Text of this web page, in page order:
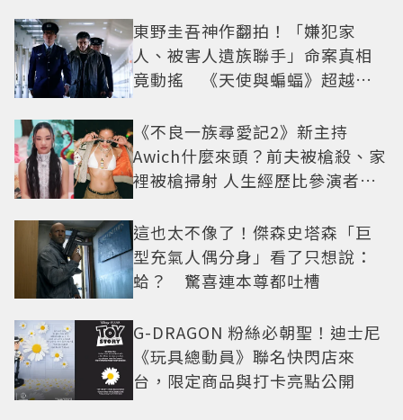
東野圭吾神作翻拍！「嫌犯家
人、被害人遺族聯手」命案真相
竟動搖 《天使與蝙蝠》超越懸
《不良一族尋愛記2》新主持
Awich什麼來頭？前夫被槍殺、家
裡被槍掃射 人生經歷比參演者還
這也太不像了！傑森史塔森「巨
型充氣人偶分身」看了只想說：
蛤？ 驚喜連本尊都吐槽
G-DRAGON 粉絲必朝聖！迪士尼
《玩具總動員》聯名快閃店來
台，限定商品與打卡亮點公開